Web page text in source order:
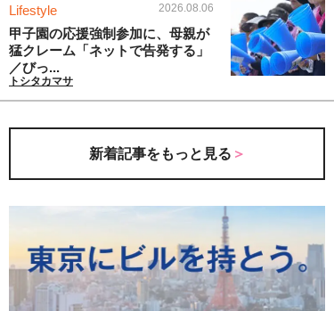
Lifestyle 2026.08.06
甲子園の応援強制参加に、母親が
猛クレーム「ネットで告発する」
／びっ...
トシタカマサ
新着記事をもっと見る